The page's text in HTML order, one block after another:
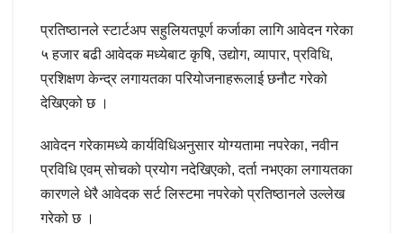
प्रतिष्ठानले स्टार्टअप सहुलियतपूर्ण कर्जाका लागि आवेदन गरेका
५ हजार बढी आवेदक मध्येबाट कृषि, उद्योग, व्यापार, प्रविधि,
प्रशिक्षण केन्द्र लगायतका परियोजनाहरूलाई छनौट गरेको
देखिएको छ ।
आवेदन गरेकामध्ये कार्यविधिअनुसार योग्यतामा नपरेका, नवीन
प्रविधि एवम् सोचको प्रयोग नदेखिएको, दर्ता नभएका लगायतका
कारणले धेरै आवेदक सर्ट लिस्टमा नपरेको प्रतिष्ठानले उल्लेख
गरेको छ ।